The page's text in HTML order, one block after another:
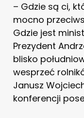
– Gdzie są ci,
mocno
Gdzie jest
Prezydent
blisko
wesprzeć
Janusz
konferencji